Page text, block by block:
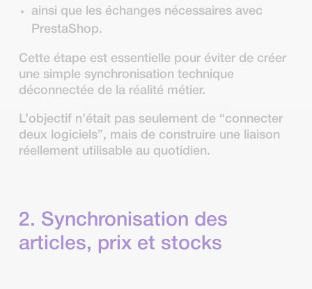
ainsi que les échanges nécessaires avec
PrestaShop.
Cette étape est essentielle pour éviter de créer
une simple synchronisation technique
déconnectée de la réalité métier.
L’objectif n’était pas seulement de “connecter
deux logiciels”, mais de construire une liaison
réellement utilisable au quotidien.
2. Synchronisation des
articles, prix et stocks